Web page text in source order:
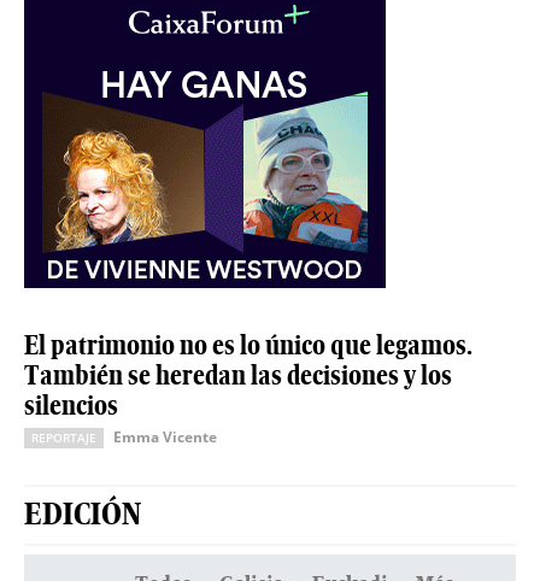
El patrimonio no es lo único que legamos.
También se heredan las decisiones y los
silencios
REPORTAJE Emma Vicente
EDICIÓN